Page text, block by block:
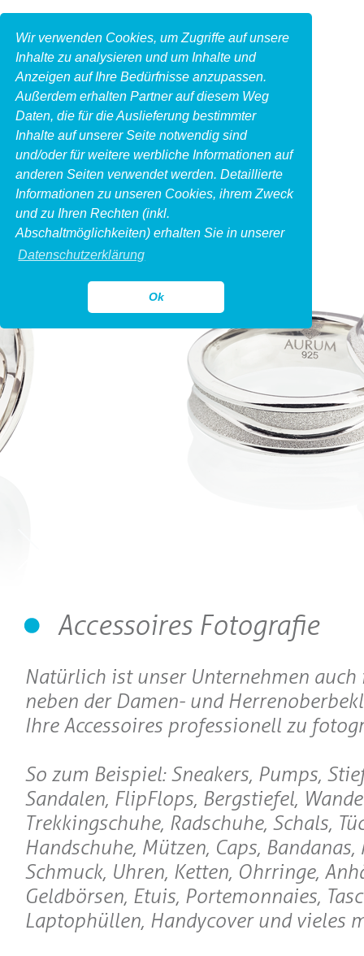
Wir verwenden Cookies, um Zugriffe auf unsere
Inhalte zu analysieren und um Inhalte und
Anzeigen auf Ihre Bedürfnisse anzupassen.
Außerdem erhalten Partner auf diesem Weg
Daten, die für die Auslieferung bestimmter
Inhalte auf unserer Seite notwendig sind
und/oder für weitere werbliche Informationen auf
anderen Seiten verwendet werden. Detaillierte
Informationen zu unseren Cookies, ihrem Zweck
und zu Ihren Rechten (inkl.
Abschaltmöglichkeiten) erhalten Sie in unserer
Datenschutzerklärung
Ok
Accessoires Fotografie
Natürlich ist unser Unternehmen auch
neben der Damen- und
Ihre Accessoires professionell zu
So zum Beispiel: Sneakers, Pumps,
Sandalen, FlipFlops, Bergstiefel,
Trekkingschuhe, Radschuhe, Schals,
Handschuhe, Mützen, Caps,
Schmuck, Uhren, Ketten, Ohrringe,
Geldbörsen, Etuis, Portemonnaies,
Laptophüllen, Handycover und vieles